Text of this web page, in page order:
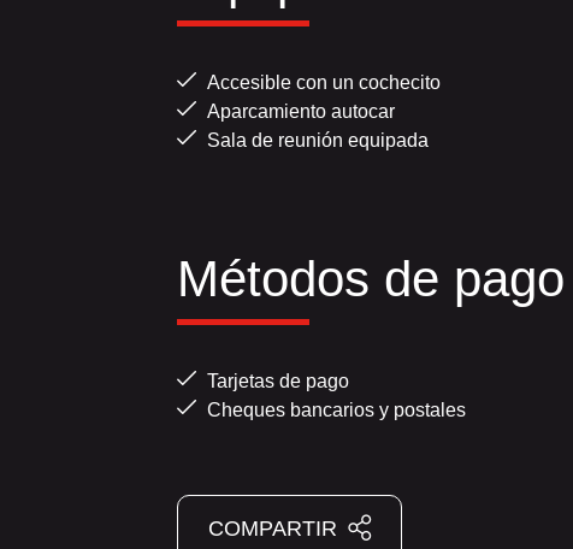
Accesible con un cochecito
Aparcamiento autocar
Sala de reunión equipada
Métodos de pago
Tarjetas de pago
Cheques bancarios y postales
COMPARTIR